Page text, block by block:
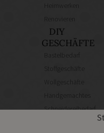
Heimwerken
DIY
GESCHÄFTE
Bastelbedarf
Stoffgeschäfte
Wollgeschäfte
Handgemachtes
Schneidereibedarf
Handarbeitszubehör